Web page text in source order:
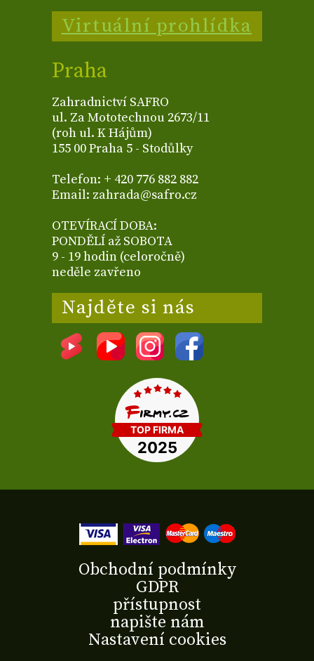
Virtuální prohlídka
Praha
Zahradnictví SAFRO
ul. Za Mototechnou 2673/11
(roh ul. K Hájům)
155 00 Praha 5 - Stodůlky
Telefon: + 420 776 882 882
Email: zahrada@safro.cz
OTEVÍRACÍ DOBA:
PONDĚLÍ až SOBOTA
9 - 19 hodin (celoročně)
neděle zavřeno
Najděte si nás
Obchodní podmínky
GDPR
přístupnost
napište nám
Nastavení cookies